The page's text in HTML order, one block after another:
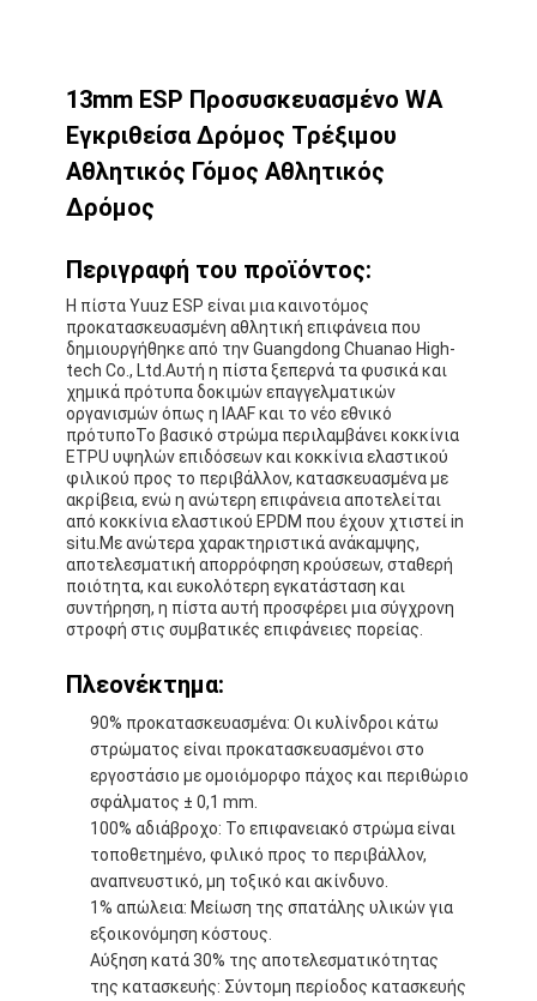
13mm ESP Προσυσκευασμένο WA
Εγκριθείσα Δρόμος Τρέξιμου
Αθλητικός Γόμος Αθλητικός
Δρόμος
Περιγραφή του προϊόντος:
Η πίστα Yuuz ESP είναι μια καινοτόμος
προκατασκευασμένη αθλητική επιφάνεια που
δημιουργήθηκε από την Guangdong Chuanao High-
tech Co., Ltd.Αυτή η πίστα ξεπερνά τα φυσικά και
χημικά πρότυπα δοκιμών επαγγελματικών
οργανισμών όπως η IAAF και το νέο εθνικό
πρότυποΤο βασικό στρώμα περιλαμβάνει κοκκίνια
ETPU υψηλών επιδόσεων και κοκκίνια ελαστικού
φιλικού προς το περιβάλλον, κατασκευασμένα με
ακρίβεια, ενώ η ανώτερη επιφάνεια αποτελείται
από κοκκίνια ελαστικού EPDM που έχουν χτιστεί in
situ.Με ανώτερα χαρακτηριστικά ανάκαμψης,
αποτελεσματική απορρόφηση κρούσεων, σταθερή
ποιότητα, και ευκολότερη εγκατάσταση και
συντήρηση, η πίστα αυτή προσφέρει μια σύγχρονη
στροφή στις συμβατικές επιφάνειες πορείας.
Πλεονέκτημα:
90% προκατασκευασμένα: Οι κυλίνδροι κάτω
στρώματος είναι προκατασκευασμένοι στο
εργοστάσιο με ομοιόμορφο πάχος και περιθώριο
σφάλματος ± 0,1 mm.
100% αδιάβροχο: Το επιφανειακό στρώμα είναι
τοποθετημένο, φιλικό προς το περιβάλλον,
αναπνευστικό, μη τοξικό και ακίνδυνο.
1% απώλεια: Μείωση της σπατάλης υλικών για
εξοικονόμηση κόστους.
Αύξηση κατά 30% της αποτελεσματικότητας
της κατασκευής: Σύντομη περίοδος κατασκευής